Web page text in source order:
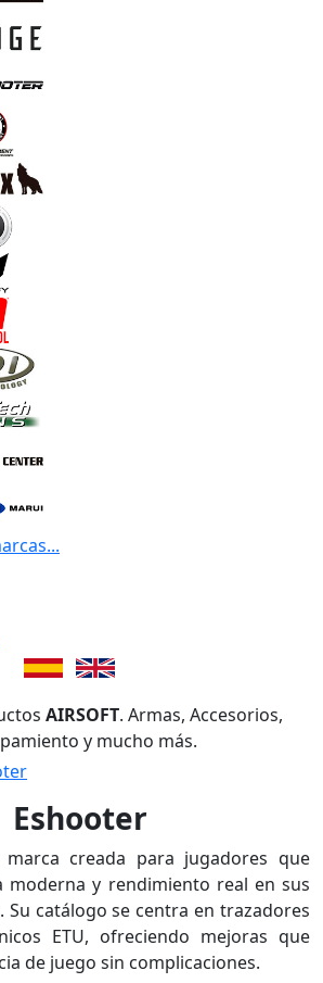
AIRSOFT. Armas, Accesorios,
y mucho más.
Eshooter
creada para jugadores que
moderna y rendimiento real en sus
Su catálogo se centra en trazadores
ETU, ofreciendo mejoras que
de juego sin complicaciones.